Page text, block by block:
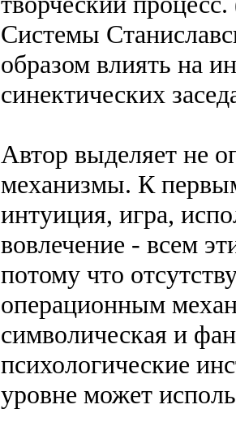
Системы
образом влиять на
синектических
Автор выделяет не
механизмы. К
интуиция, игра,
вовлечение - всем
потому что
операционным
символическая и
психологические
уровне может